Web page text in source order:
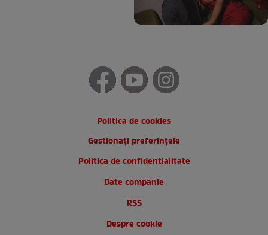
Politica de cookies
Gestionați preferințele
Politica de confidentialitate
Date companie
RSS
Despre cookie